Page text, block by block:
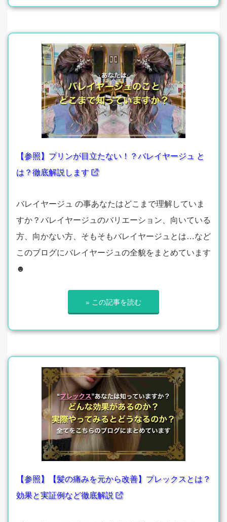
【参照】プリンが目立たない！？バレイヤージュ と
は？徹底解説します
バレイヤージュ の事あなたはどこまで理解していま
すか？バレイヤージュのバリエーション、向いている
方、向かない方、そもそもバレイヤージュとは…など
このブログにバレイヤージュの全貌をまとめています
☻
» この記事を読む
【参照】【髪の痛みを元から改善】プレックスとは？
効果と実証例など徹底解説